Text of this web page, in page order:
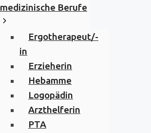
medizinische Berufe
Ergotherapeut/-
in
Erzieherin
Hebamme
Logopädin
Arzthelferin
PTA